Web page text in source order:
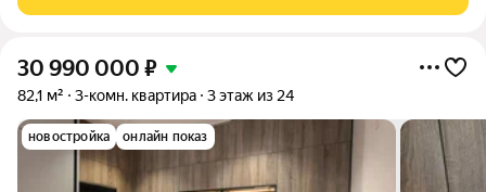
30 990 000 ₽
82,1 м² 3-комн. квартира 3 этаж из 24
новостройка онлайн показ